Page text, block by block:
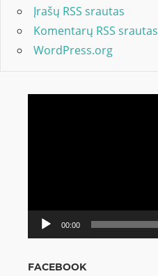
Įrašų RSS srautas
Komentarų RSS srautas
WordPress.org
00:00
FACEBOOK